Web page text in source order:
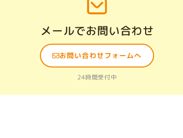
メールでお問い合わせ
お問い合わせフォームへ
24時間受付中